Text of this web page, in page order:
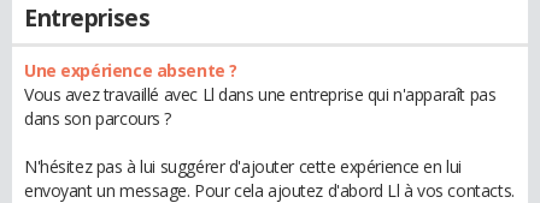
Entreprises
Une expérience absente ?
Vous avez travaillé avec Ll dans une entreprise qui n'apparaît pas
dans son parcours ?
N'hésitez pas à lui suggérer d'ajouter cette expérience en lui
envoyant un message. Pour cela ajoutez d'abord Ll à vos contacts.